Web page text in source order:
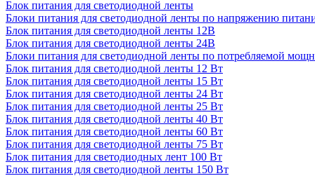
Блок питания для светодиодной ленты
Блоки питания для светодиодной ленты по напряжению
Блок питания для светодиодной ленты 12В
Блок питания для светодиодной ленты 24В
Блоки питания для светодиодной ленты по потребляемой
Блок питания для светодиодной ленты 12 Вт
Блок питания для светодиодной ленты 15 Вт
Блок питания для светодиодной ленты 24 Вт
Блок питания для светодиодной ленты 25 Вт
Блок питания для светодиодной ленты 40 Вт
Блок питания для светодиодной ленты 60 Вт
Блок питания для светодиодной ленты 75 Вт
Блок питания для светодиодных лент 100 Вт
Блок питания для светодиодной ленты 150 Вт